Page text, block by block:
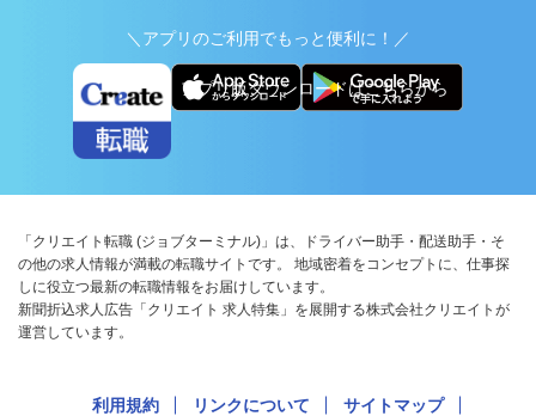
＼アプリのご利用でもっと便利に！／
アプリ版ダウンロードはこちらから
「クリエイト転職 (ジョブターミナル)」は、ドライバー助手・配送助手・そ
の他の求人情報が満載の転職サイトです。 地域密着をコンセプトに、仕事探
しに役立つ最新の転職情報をお届けしています。
新聞折込求人広告「クリエイト 求人特集」を展開する株式会社クリエイトが
運営しています。
利用規約 リンクについて サイトマップ